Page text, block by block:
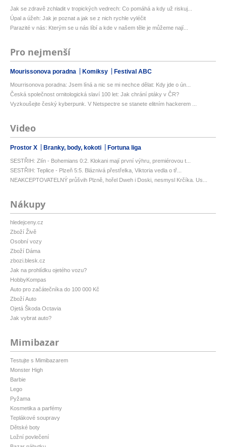
Jak se zdravě zchladit v tropických vedrech: Co pomáhá a kdy už riskuj...
Úpal a úžeh: Jak je poznat a jak se z nich rychle vyléčit
Parazité v nás: Kterým se u nás líbí a kde v našem těle je můžeme nají...
Pro nejmenší
Mourissonova poradna Komiksy Festival ABC
Mourrisonova poradna: Jsem líná a nic se mi nechce dělat: Kdy jde o ún...
Česká společnost ornitologická slaví 100 let: Jak chrání ptáky v ČR?
Vyzkoušejte český kyberpunk. V Netspectre se stanete elitním hackerem ...
Video
Prostor X Branky, body, kokoti Fortuna liga
SESTŘIH: Zlín - Bohemians 0:2. Klokani mají první výhru, premiérovou t...
SESTŘIH: Teplice - Plzeň 5:5. Bláznivá přestřelka, Viktoria vedla o tř...
NEAKCEPTOVATELNÝ průšvih Plzně, hořel Dweh i Doski, nesmysl Krčíka. Us...
Nákupy
hledejceny.cz
Zboží Živě
Osobní vozy
Zboží Dáma
zbozi.blesk.cz
Jak na prohlídku ojetého vozu?
HobbyKompas
Auto pro začátečníka do 100 000 Kč
Zboží Auto
Ojetá Škoda Octavia
Jak vybrat auto?
Mimibazar
Testujte s Mimibazarem
Monster High
Barbie
Lego
Pyžama
Kosmetika a parfémy
Teplákové soupravy
Dětské boty
Ložní povlečení